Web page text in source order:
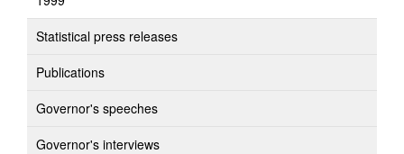
Statistical press releases
Publications
Governor's speeches
Governor's interviews